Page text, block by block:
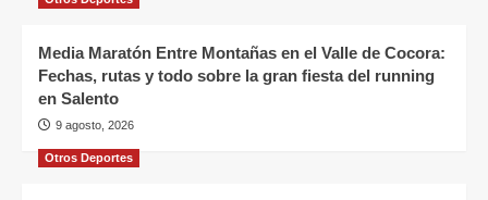
Media Maratón Entre Montañas en el Valle de Cocora:
Fechas, rutas y todo sobre la gran fiesta del running
en Salento
9 agosto, 2026
Otros Deportes